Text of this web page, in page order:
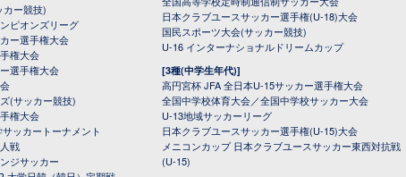
カー競技)
ピオンズリーグ
ー選手権大会
権大会
選手権大会
(サッカー競技)
権大会
ッカートーナメント
戦
ジサッカー
日本クラブユースサッカー選手権(U-18)大会
国民スポーツ大会(サッカー競技)
U-16 インターナショナルドリームカップ
[3種(中学生年代)]
高円宮杯 JFA 全日本U-15サッカー選手権大会
全国中学校体育大会／全国中学校サッカー大会
U-13地域サッカーリーグ
日本クラブユースサッカー選手権(U-15)大会
メニコンカップ 日本クラブユースサッカー東西対抗戦
(U-15)